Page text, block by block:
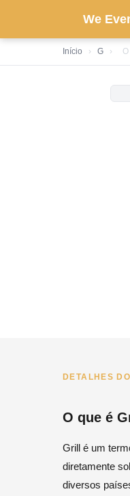
We
Início › G ›
DETALHES
O que é
Grill é um
diretamente
diversos